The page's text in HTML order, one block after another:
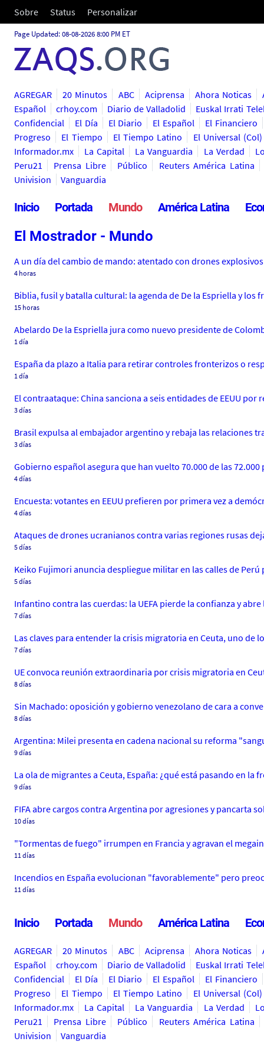
Sobre Status Personalizar
Page Updated: 08-08-2026 8:00 PM ET
AGREGAR 20 Minutos ABC Aciprensa Ahora Noticas
Español
crhoy.com Diario de Valladolid
Euskal Irrati
Confidencial
El Día El Diario El Español
El Financiero
Progreso
El Tiempo El Tiempo Latino
El Universal (Col)
Informador.mx
La Capital La Vanguardia La Verdad
Peru21
Prensa Libre Público
Reuters América Latina
Univision
Vanguardia
Inicio Portada Mundo América Latina
El Mostrador - Mundo
A un día del cambio de mando: atentado con drones
4 horas
Biblia, fusil y batalla cultural: la agenda de De la Espriella y los
15 horas
Abelardo De la Espriella jura como nuevo presidente de
1 día
España da plazo a Italia para retirar controles fronterizos o
1 día
El contraataque: China sanciona a seis entidades de EEUU
3 días
Brasil expulsa al embajador argentino y rebaja las relaciones
3 días
Gobierno español asegura que han vuelto 70.000 de las
4 días
Encuesta: votantes en EEUU prefieren por primera vez a
4 días
Ataques de drones ucranianos contra varias regiones rusas
5 días
Keiko Fujimori anuncia despliegue militar en las calles de
5 días
Infantino contra las cuerdas: la UEFA pierde la confianza y
7 días
Las claves para entender la crisis migratoria en Ceuta, uno de
7 días
UE convoca reunión extraordinaria por crisis migratoria en
8 días
Sin Machado: oposición y gobierno venezolano de cara a
8 días
Argentina: Milei presenta en cadena nacional su reforma
9 días
La ola de migrantes a Ceuta, España: ¿qué está pasando en la
9 días
FIFA abre cargos contra Argentina por agresiones y pancarta
10 días
"Tormentas de fuego" irrumpen en Francia y agravan el
11 días
Incendios en España evolucionan "favorablemente" pero
11 días
Inicio Portada Mundo América Latina
AGREGAR 20 Minutos ABC Aciprensa Ahora Noticas
Español
crhoy.com Diario de Valladolid
Euskal Irrati
Confidencial
El Día El Diario El Español
El Financiero
Progreso
El Tiempo El Tiempo Latino
El Universal (Col)
Informador.mx
La Capital La Vanguardia La Verdad
Peru21
Prensa Libre Público
Reuters América Latina
Univision
Vanguardia